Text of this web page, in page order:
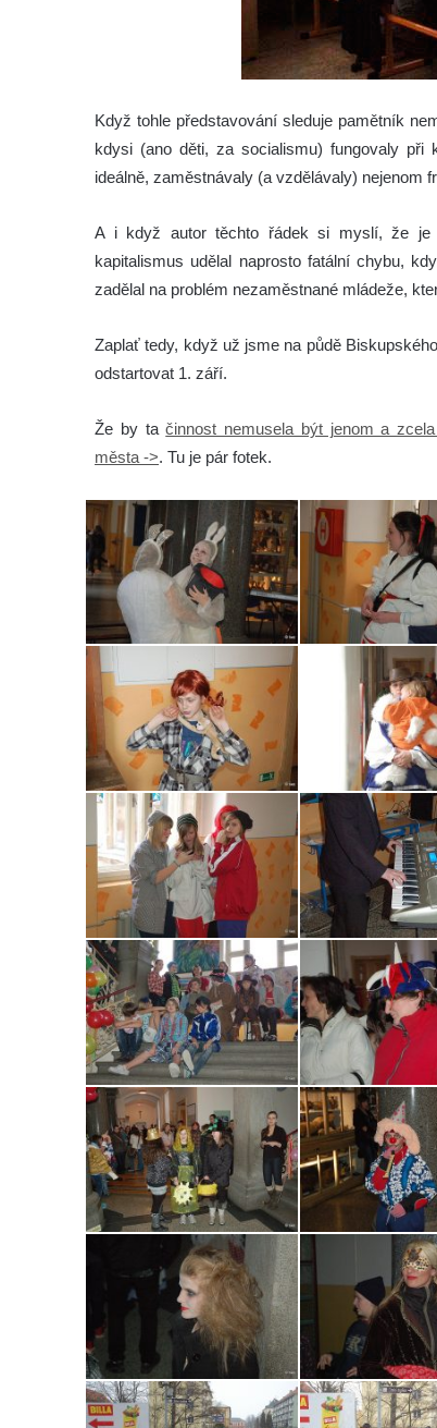
Když tohle představování sleduje pamětník
kdysi (ano děti, za socialismu) fungovaly
ideálně, zaměstnávaly (a vzdělávaly) nejenom
A i když autor těchto řádek si myslí, že je
kapitalismus udělal naprosto fatální chybu,
zadělal na problém nezaměstnané mládeže,
Zaplať tedy, když už jsme na půdě
odstartovat 1. září.
Že by tačinnost nemusela být jenom a
města ->. Tu je pár fotek.